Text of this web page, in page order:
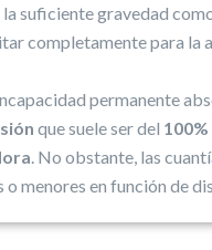
suficiente gravedad
completamente para la
permanente
que suele ser del
. No obstante, las
o menores en función de